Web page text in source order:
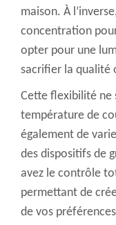
maison. À
concentration
opter pour une
sacrifier la qualité
Cette flexibilité ne
température de
également de
des dispositifs de
avez le contrôle
permettant de
de vos